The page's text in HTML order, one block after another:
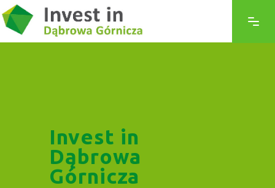
Invest in
Dąbrowa
Górnicza